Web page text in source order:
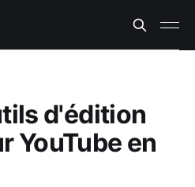
d'édition
YouTube en